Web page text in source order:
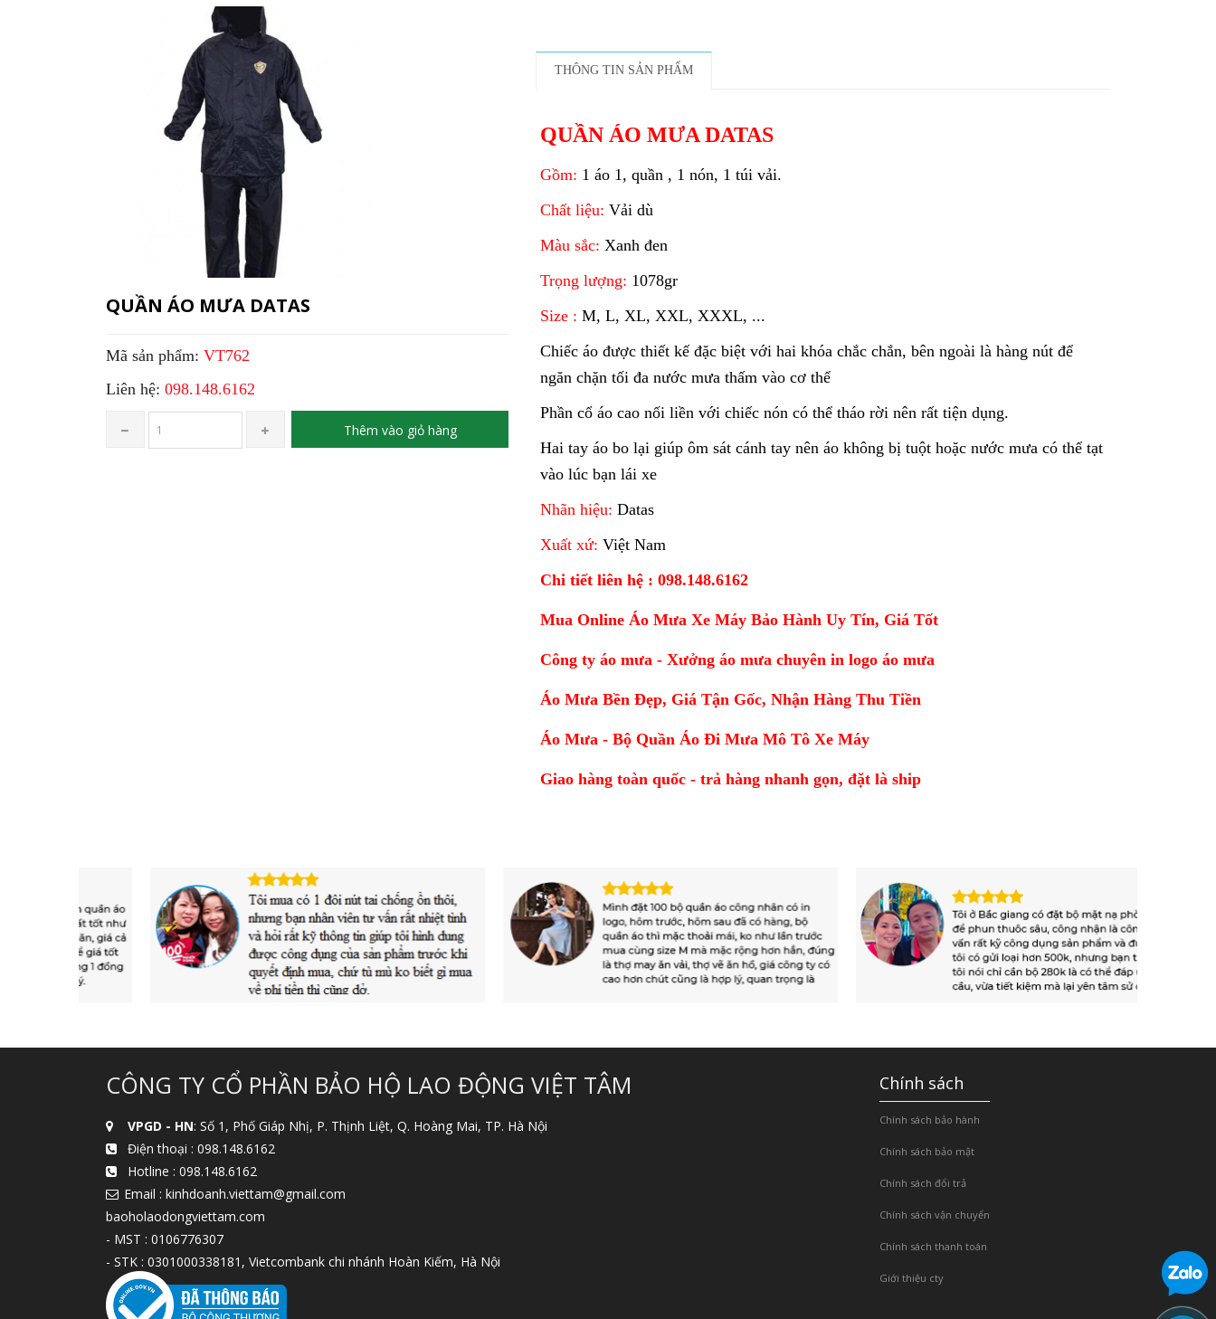
QUẦN ÁO MƯA DATAS
Mã sản phẩm: VT762
Liên hệ: 098.148.6162
Thêm vào giỏ hàng
THÔNG TIN SẢN PHẨM
QUẦN ÁO MƯA DATAS
Gồm: 1 áo 1, quần , 1 nón, 1 túi vải.
Chất liệu: Vải dù
Màu sắc: Xanh đen
Trọng lượng: 1078gr
Size : M, L, XL, XXL, XXXL, ...
Chiếc áo được thiết kế đặc biệt với hai khóa chắc chắn, bên ngoài là hàng nút để
ngăn chặn tối đa nước mưa thấm vào cơ thể
Phần cổ áo cao nối liền với chiếc nón có thể tháo rời nên rất tiện dụng.
Hai tay áo bo lại giúp ôm sát cánh tay nên áo không bị tuột hoặc nước mưa có thể tạt
vào lúc bạn lái xe
Nhãn hiệu: Datas
Xuất xứ: Việt Nam
Chi tiết liên hệ : 098.148.6162
Mua Online Áo Mưa Xe Máy Bảo Hành Uy Tín, Giá Tốt
Công ty áo mưa - Xưởng áo mưa chuyên in logo áo mưa
Áo Mưa Bền Đẹp, Giá Tận Gốc, Nhận Hàng Thu Tiền
Áo Mưa - Bộ Quần Áo Đi Mưa Mô Tô Xe Máy
Giao hàng toàn quốc - trả hàng nhanh gọn, đặt là ship
CÔNG TY CỔ PHẦN BẢO HỘ LAO ĐỘNG VIỆT TÂM
VPGD - HN: Số 1, Phố Giáp Nhị, P. Thịnh Liệt, Q. Hoàng Mai, TP. Hà Nội
Điện thoại : 098.148.6162
Hotline : 098.148.6162
Email : kinhdoanh.viettam@gmail.com
baoholaodongviettam.com
- MST : 0106776307
- STK : 0301000338181, Vietcombank chi nhánh Hoàn Kiếm, Hà Nội
Chính sách
Chính sách bảo hành
Chính sách bảo mật
Chính sách đổi trả
Chính sách vận chuyển
Chính sách thanh toán
Giới thiệu cty